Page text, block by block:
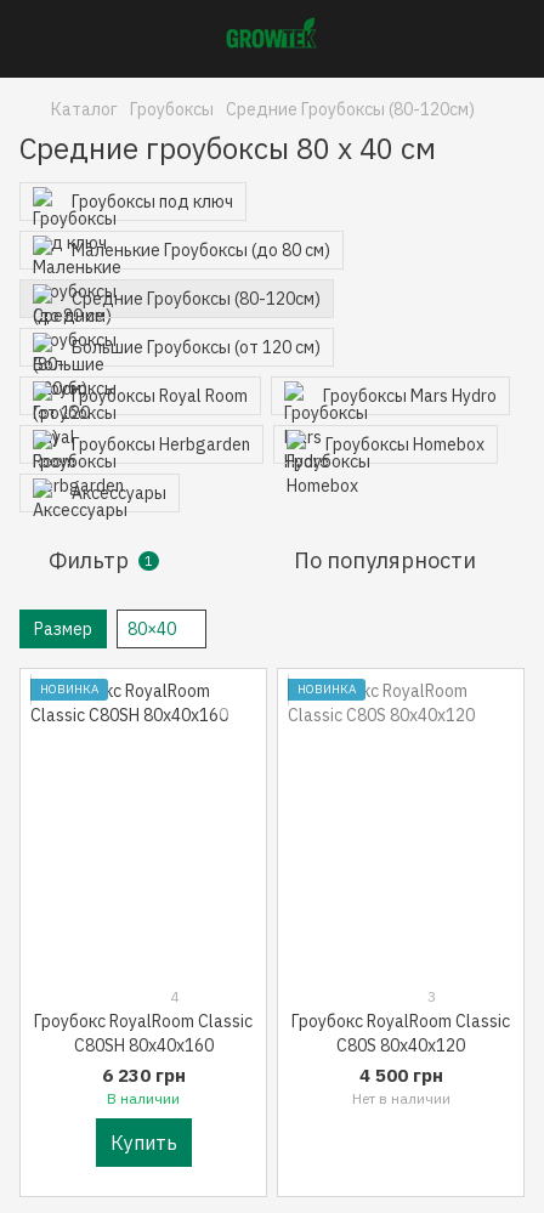
Каталог Гроубоксы Средние Гроубоксы (80-120см)
Средние гроубоксы 80 x 40 см
Гроубоксы под ключ
Маленькие Гроубоксы (до 80 см)
Средние Гроубоксы (80-120см)
Большие Гроубоксы (от 120 см)
Гроубоксы Royal Room Гроубоксы Mars Hydro
Гроубоксы Herbgarden Гроубоксы Homebox
Аксессуары
Фильтр 1 По популярности
Размер 80×40
НОВИНКА
4
Гроубокс RoyalRoom Classic
C80SH 80x40x160
6 230 грн
В наличии
Купить
НОВИНКА
3
Гроубокс RoyalRoom Classic
C80S 80x40x120
4 500 грн
Нет в наличии